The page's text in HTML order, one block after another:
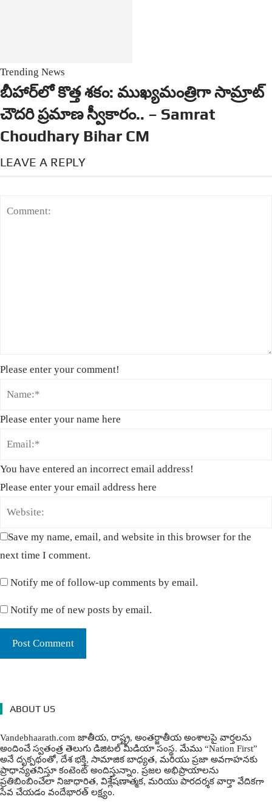
Trending News
బీహార్‌లో కొత్త శకం: ముఖ్యమంత్రిగా సామ్రాట్
చౌదరి ప్రమాణ స్వీకారం.. – Samrat
Choudhary Bihar CM
LEAVE A REPLY
Please enter your comment!
Please enter your name here
You have entered an incorrect email address!
Please enter your email address here
Save my name, email, and website in this browser for the
next time I comment.
Notify me of follow-up comments by email.
Notify me of new posts by email.
ABOUT US
Vandebhaarath.com జాతీయ, రాష్ట్ర, అంతర్జాతీయ అంశాలపై వార్తలను
అందించే స్వతంత్ర తెలుగు డిజిటల్ మీడియా సంస్థ. మేము “Nation First”
అనే దృక్పథంతో, దేశ భక్తి, సామాజిక బాధ్యత, మరియు ప్రజా అవగాహనకు
ప్రాధాన్యతనిస్తూ కంటెంట్ అందిస్తున్నాం. ప్రజల అభిప్రాయాలను
ప్రతిబింబించేలా నిజాధారిత, విశ్లేషణాత్మక, మరియు పారదర్శక వార్తా వేదికగా
సేవ చేయడం వందేభార‌త్ ల‌క్ష్యం.